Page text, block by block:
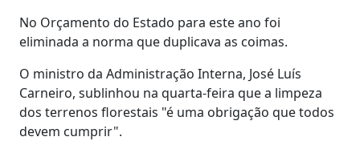
No Orçamento do Estado para este ano foi
eliminada a norma que duplicava as coimas.
O ministro da Administração Interna, José Luís
Carneiro, sublinhou na quarta-feira que a limpeza
dos terrenos florestais "é uma obrigação que todos
devem cumprir".